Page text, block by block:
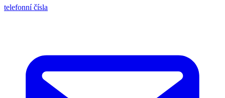
telefonní čísla